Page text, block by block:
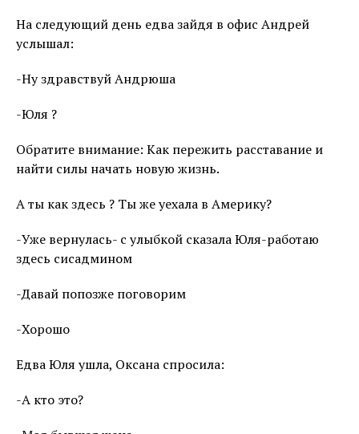
На следующий день едва зайдя в офис Андрей
услышал:
-Ну здравствуй Андрюша
-Юля ?
Обратите внимание: Как пережить расставание и
найти силы начать новую жизнь.
А ты как здесь ? Ты же уехала в Америку?
-Уже вернулась- с улыбкой сказала Юля-работаю
здесь сисадмином
-Давай попозже поговорим
-Хорошо
Едва Юля ушла, Оксана спросила:
-А кто это?